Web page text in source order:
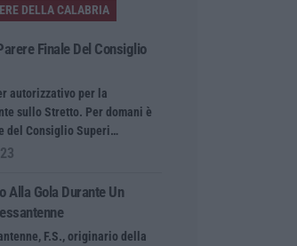
DELLA CALABRIA
Finale Del Consiglio
autorizzativo per la
sullo Stretto. Per domani è
del Consiglio Superi…
Alla Gola Durante Un
F.S., originario della